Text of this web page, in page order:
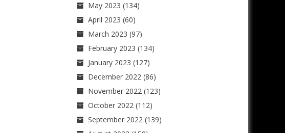
May 2023 (134)
April 2023 (60)
March 2023 (97)
February 2023 (134)
January 2023 (127)
December 2022(86)
November 2022(123)
October 2022(112)
September 2022(139)